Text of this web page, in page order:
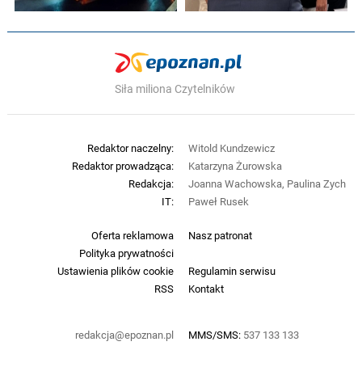
Siła miliona Czytelników
Oferta reklamowa
Nasz patronat
Polityka prywatności
Ustawienia plików cookie
Regulamin serwisu
RSS
Kontakt
redakcja@epoznan.pl MMS/SMS: 537 133 133
Redaktor naczelny:
Witold Kundzewicz
Redaktor prowadząca:
Katarzyna Żurowska
Redakcja:
Joanna Wachowska, Paulina Zych
IT:
Paweł Rusek